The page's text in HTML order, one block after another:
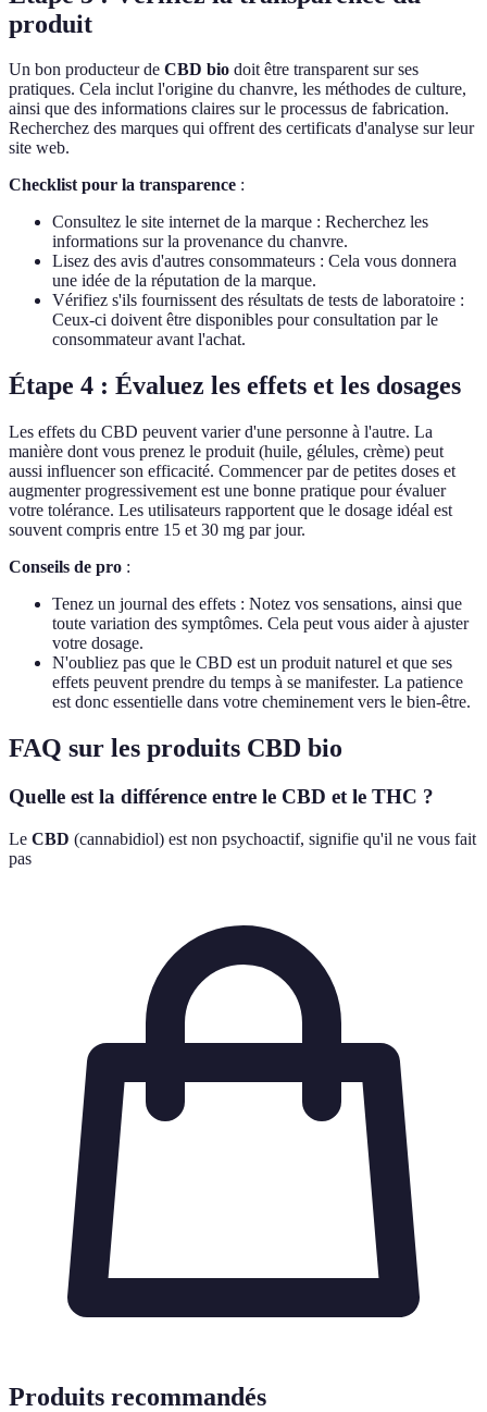
produit
Un bon producteur de CBD bio doit être transparent sur ses
pratiques. Cela inclut l'origine du chanvre, les méthodes de culture,
ainsi que des informations claires sur le processus de fabrication.
Recherchez des marques qui offrent des certificats d'analyse sur leur
site web.
Checklist pour la transparence :
Consultez le site internet de la marque : Recherchez les
informations sur la provenance du chanvre.
Lisez des avis d'autres consommateurs : Cela vous donnera
une idée de la réputation de la marque.
Vérifiez s'ils fournissent des résultats de tests de laboratoire :
Ceux-ci doivent être disponibles pour consultation par le
consommateur avant l'achat.
Étape 4 : Évaluez les effets et les dosages
Les effets du CBD peuvent varier d'une personne à l'autre. La
manière dont vous prenez le produit (huile, gélules, crème) peut
aussi influencer son efficacité. Commencer par de petites doses et
augmenter progressivement est une bonne pratique pour évaluer
votre tolérance. Les utilisateurs rapportent que le dosage idéal est
souvent compris entre 15 et 30 mg par jour.
Conseils de pro :
Tenez un journal des effets : Notez vos sensations, ainsi que
toute variation des symptômes. Cela peut vous aider à ajuster
votre dosage.
N'oubliez pas que le CBD est un produit naturel et que ses
effets peuvent prendre du temps à se manifester. La patience
est donc essentielle dans votre cheminement vers le bien-être.
FAQ sur les produits CBD bio
Quelle est la différence entre le CBD et le THC ?
Le CBD (cannabidiol) est non psychoactif, signifie qu'il ne vous fait
pas
Produits recommandés